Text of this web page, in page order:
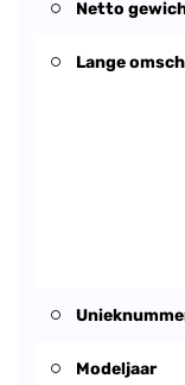
Netto
Lange
Modeljaar